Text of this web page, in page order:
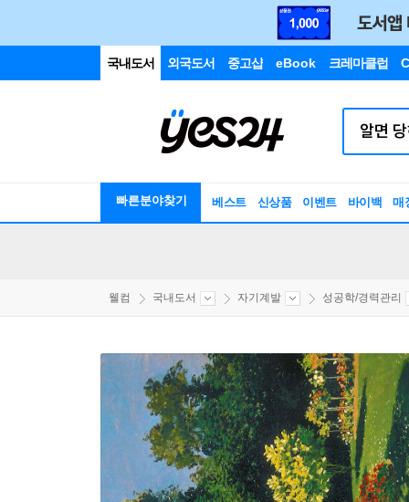
국내도서 외국도서 중고샵 eBook 크레마클럽
빠른분야찾기 베스트 신상품 이벤트 바이백 매
웰컴 국내도서 자기계발 성공학/경력관리